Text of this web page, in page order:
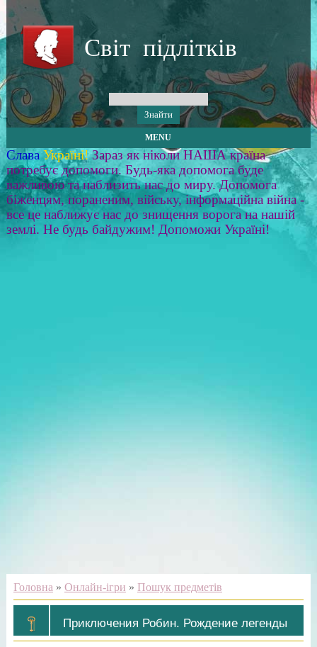
Світ підлітків
MENU
Слава Україні! Зараз як ніколи НАША країна
потребує допомоги. Будь-яка допомога буде
важливою та наблизить нас до миру. Допомога
біженцям, пораненим, війську, інформаційна війна -
все це наближує нас до знищення ворога на нашій
землі. Не будь байдужим! Допоможи Україні!
Головна » Онлайн-ігри » Пошук предметів
Приключения Робин. Рождение легенды